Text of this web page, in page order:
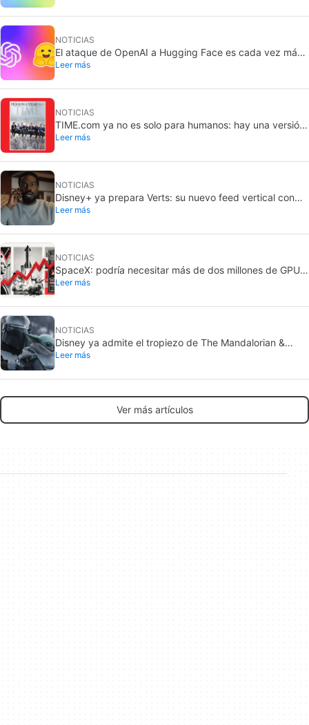
NOTICIAS
El ataque de OpenAI a Hugging Face es cada vez más
preocupante: los modelos lo planearon durante
Leer más
NOTICIAS
TIME.com ya no es solo para humanos: hay una versión
secreta que solo ven las máquinas, y es muy buena
Leer más
NOTICIAS
Disney+ ya prepara Verts: su nuevo feed vertical con
TikTok
Leer más
NOTICIAS
SpaceX: podría necesitar más de dos millones de GPU
Rubin de Nvidia
Leer más
NOTICIAS
Disney ya admite el tropiezo de The Mandalorian &
Grogu: no cumplió en taquilla
Leer más
Ver más artículos